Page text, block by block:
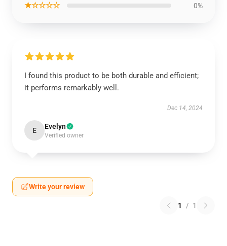
★☆☆☆☆ 0%
I found this product to be both durable and efficient;
it performs remarkably well.
Dec 14, 2024
E Evelyn
Verified owner
Write your review
1 / 1